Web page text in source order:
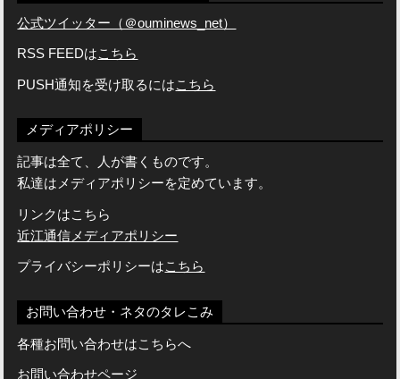
公式ツイッター（＠ouminews_net）
RSS FEEDはこちら
PUSH通知を受け取るにはこちら
メディアポリシー
記事は全て、人が書くものです。
私達はメディアポリシーを定めています。
リンクはこちら
近江通信メディアポリシー
プライバシーポリシーはこちら
お問い合わせ・ネタのタレこみ
各種お問い合わせはこちらへ
お問い合わせページ